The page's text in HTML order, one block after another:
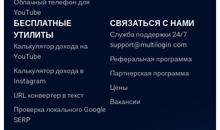
Облачный телефон для
YouTube
БЕСПЛАТНЫЕ
УТИЛИТЫ
Калькулятор дохода на
YouTube
Калькулятор дохода в
Instagram
URL конвертер в текст
Проверка локального Google
SERP
СВЯЗАТЬСЯ С НАМИ
Служба поддержки 24/7
support@multilogin.com
Реферальная программа
Партнерская программа
Цены
Вакансии